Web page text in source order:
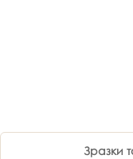
Зразки